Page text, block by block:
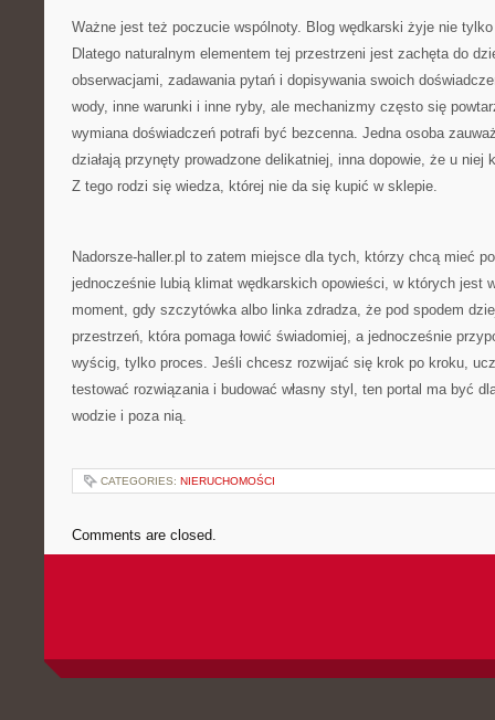
Ważne jest też poczucie wspólnoty. Blog wędkarski żyje nie
Dlatego naturalnym elementem tej przestrzeni jest zachęta do
obserwacjami, zadawania pytań i dopisywania swoich
wody, inne warunki i inne ryby, ale mechanizmy często się
wymiana doświadczeń potrafi być bezcenna. Jedna osoba
działają przynęty prowadzone delikatniej, inna dopowie, że u
Z tego rodzi się wiedza, której nie da się kupić w sklepie.
Nadorsze-haller.pl to zatem miejsce dla tych, którzy chcą mieć
jednocześnie lubią klimat wędkarskich opowieści, w których jest
moment, gdy szczytówka albo linka zdradza, że pod spodem
przestrzeń, która pomaga łowić świadomiej, a jednocześnie
wyścig, tylko proces. Jeśli chcesz rozwijać się krok po kroku,
testować rozwiązania i budować własny styl, ten portal ma być
wodzie i poza nią.
CATEGORIES: NIERUCHOMOŚCI
Comments are closed.